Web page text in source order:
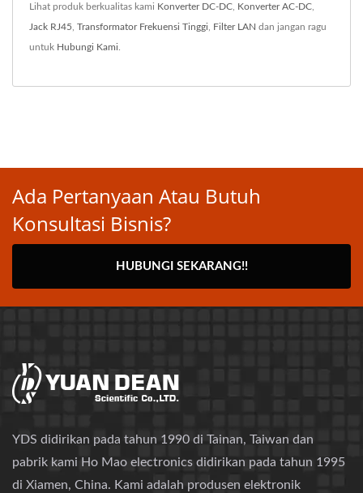
Lihat produk berkualitas kami Konverter DC-DC Konverter AC-DC
Jack RJ45 Transformator Frekuensi Tinggi Filter LAN dan jangan ragu
untuk Hubungi Kami
Ada Pertanyaan Atau Butuh
Konsultasi Bisnis?
HUBUNGI SEKARANG!!
YDS didirikan pada tahun 1990 di Tainan, Taiwan dan
pabrik kami Ho Mao electronics didirikan pada tahun 1995
di Xiamen, China. Kami adalah produsen elektronik